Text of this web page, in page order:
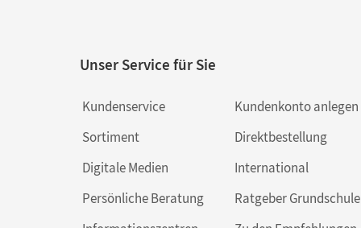
Unser Service für Sie
Kundenservice
Sortiment
Digitale Medien
Persönliche Beratung
Kundenkonto anlegen
Direktbestellung
International
Ratgeber Grundschule